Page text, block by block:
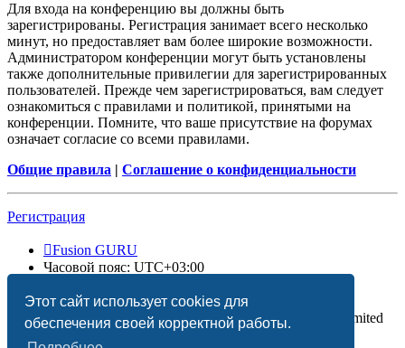
Этот сайт использует cookies для
обеспечения своей корректной работы.
Для входа на конференцию вы должны быть
зарегистрированы. Регистрация занимает всего несколько
минут, но предоставляет вам более широкие возможности.
Администратором конференции могут быть установлены
также дополнительные привилегии для зарегистрированных
пользователей. Прежде чем зарегистрироваться, вам следует
ознакомиться с правилами и политикой, принятыми на
конференции. Помните, что ваше присутствие на форумах
означает согласие со всеми правилами.
Общие правила | Соглашение о конфиденциальности
Регистрация
Fusion GURU
Часовой пояс: UTC+03:00
Создано на основеphpBB® Forum Software © phpBB Limited